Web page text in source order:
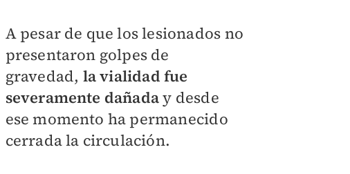
A pesar de que los lesionados no
presentaron golpes de
gravedad, la vialidad fue
severamente dañaday desde
ese momento ha permanecido
cerrada la circulación.